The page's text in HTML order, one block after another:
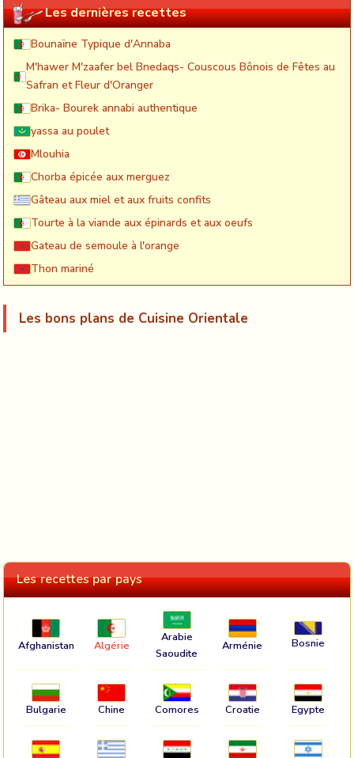
Les dernières recettes
Bounaïne Typique d'Annaba
M'hawer M'zaafer bel Bnedaqs- Couscous Bônois de Fêtes au
Safran et Fleur d'Oranger
Brika- Bourek annabi authentique
yassa au poulet
Mlouhia
Chorba épicée aux merguez
Gâteau aux miel et aux fruits confits
Tourte à la viande aux épinards et aux oeufs
Gateau de semoule à l'orange
Thon mariné
Les bons plans de Cuisine Orientale
Les recettes par pays
Afghanistan Algérie
Arabie
Saoudite
Arménie Bosnie
Bulgarie Chine Comores Croatie Egypte